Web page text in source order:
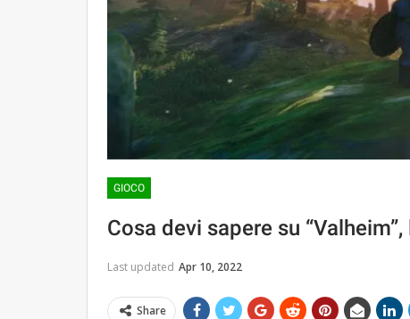
GIOCO
Cosa devi sapere su
Last updated Apr 10, 2022
Share